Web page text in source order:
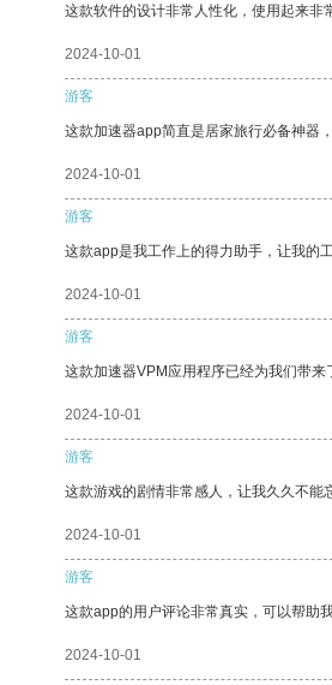
这款软件的设计非常人性化，使用起来非
2024-10-01
游客
这款加速器app简直是居家旅行必备神器
2024-10-01
游客
这款app是我工作上的得力助手，让我的
2024-10-01
游客
这款加速器VPM应用程序已经为我们带来
2024-10-01
游客
这款游戏的剧情非常感人，让我久久不能
2024-10-01
游客
这款app的用户评论非常真实，可以帮助
2024-10-01